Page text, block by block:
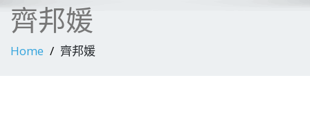
齊邦媛
Home 齊邦媛